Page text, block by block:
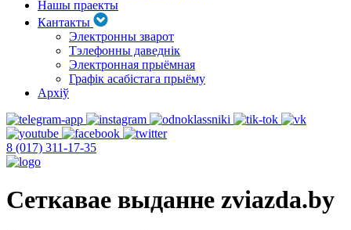
Нашы праекты
Кантакты
Электронны зварот
Тэлефонны даведнік
Электронная прыёмная
Графік асабістага прыёму
Архіў
8 (017) 311-17-35
Сеткавае выданне zviazda.by